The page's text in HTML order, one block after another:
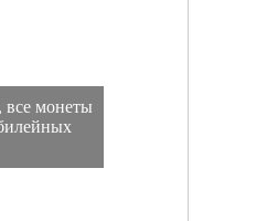
все монеты